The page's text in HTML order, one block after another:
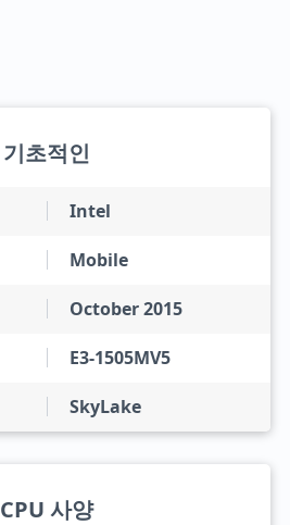
기초적인
Intel
Mobile
October 2015
E3-1505MV5
SkyLake
CPU 사양